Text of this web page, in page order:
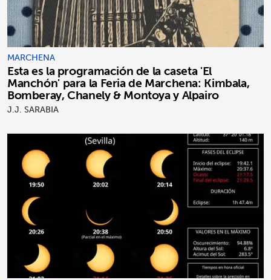
MARCHENA
Esta es la programación de la caseta 'El
Manchón' para la Feria de Marchena: Kimbala,
Bomberay, Chanely & Montoya y Alpairo
J.J. SARABIA